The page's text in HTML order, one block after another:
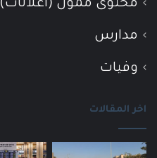
محتوى ممول (اعلانات)
مدارس
وفيات
اخر المقالات